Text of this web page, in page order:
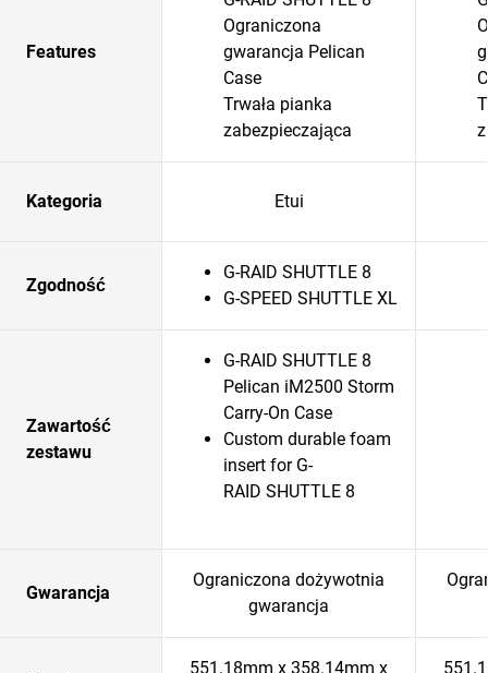
Features
Ograniczona
gwarancja Pelican
Case
Trwała pianka
zabezpieczająca
Kategoria Etui
Zgodność
G-RAID SHUTTLE 8
G-SPEED SHUTTLE XL
Zawartość
zestawu
G-RAID SHUTTLE 8
Pelican iM2500 Storm
Carry-On Case
Custom durable foam
insert for G-
RAID SHUTTLE 8
Gwarancja
Ograniczona dożywotnia
gwarancja
551.18mm x 358.14mm x